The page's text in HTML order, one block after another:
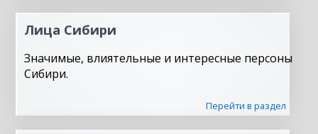
Лица Сибири
Значимые, влиятельные и интересные персоны
Сибири.
Перейти в раздел